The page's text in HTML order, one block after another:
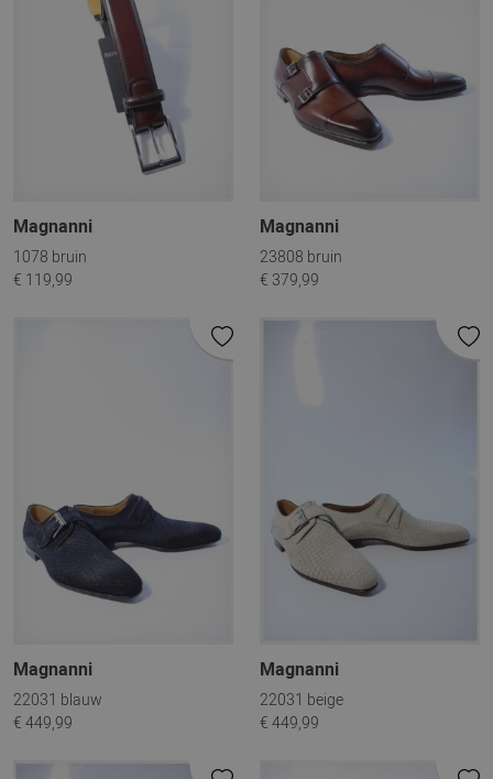
Magnanni
1078 bruin
€ 119,99
Magnanni
23808 bruin
€ 379,99
Magnanni
22031 blauw
€ 449,99
Magnanni
22031 beige
€ 449,99